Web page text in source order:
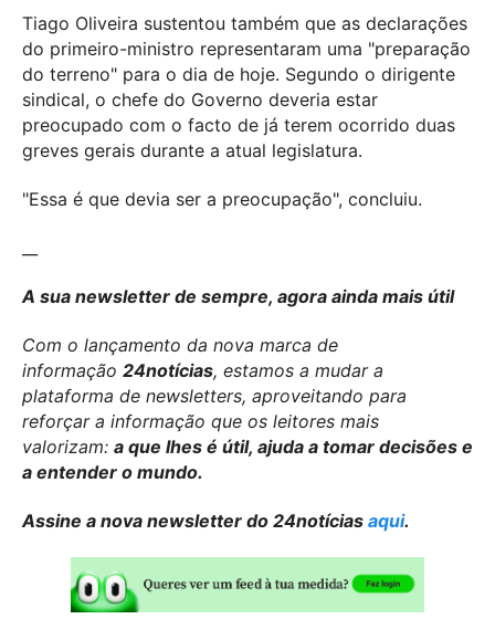
Tiago Oliveira sustentou também que as declarações
do primeiro-ministro representaram uma "preparação
do terreno" para o dia de hoje. Segundo o dirigente
sindical, o chefe do Governo deveria estar
preocupado com o facto de já terem ocorrido duas
greves gerais durante a atual legislatura.
"Essa é que devia ser a preocupação", concluiu.
A sua newsletter de sempre, agora ainda mais útil
Com o lançamento da nova marca de
informação 24notícias, estamos a mudar a
plataforma de newsletters, aproveitando para
reforçar a informação que os leitores mais
valorizam: a que lhes é útil, ajuda a tomar decisões e
a entender o mundo.
Assine a nova newsletter do 24notícias aqui.